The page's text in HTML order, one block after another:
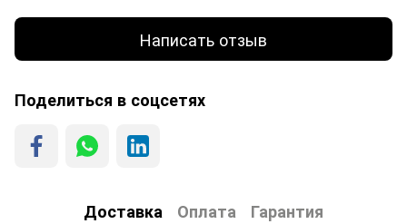
Написать отзыв
Поделиться в соцсетях
Доставка Оплата Гарантия